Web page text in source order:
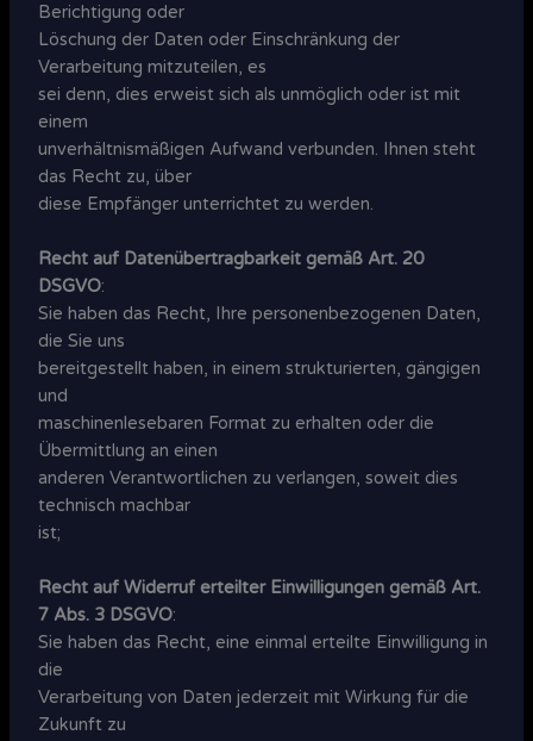
Berichtigung oder
Löschung der Daten oder Einschränkung der
Verarbeitung mitzuteilen, es
sei denn, dies erweist sich als unmöglich oder ist mit
einem
unverhältnismäßigen Aufwand verbunden. Ihnen steht
das Recht zu, über
diese Empfänger unterrichtet zu werden.
Recht auf Datenübertragbarkeit gemäß Art. 20
DSGVO:
Sie haben das Recht, Ihre personenbezogenen Daten,
die Sie uns
bereitgestellt haben, in einem strukturierten, gängigen
und
maschinenlesebaren Format zu erhalten oder die
Übermittlung an einen
anderen Verantwortlichen zu verlangen, soweit dies
technisch machbar
ist;
Recht auf Widerruf erteilter Einwilligungen gemäß Art.
7 Abs. 3 DSGVO:
Sie haben das Recht, eine einmal erteilte Einwilligung in
die
Verarbeitung von Daten jederzeit mit Wirkung für die
Zukunft zu